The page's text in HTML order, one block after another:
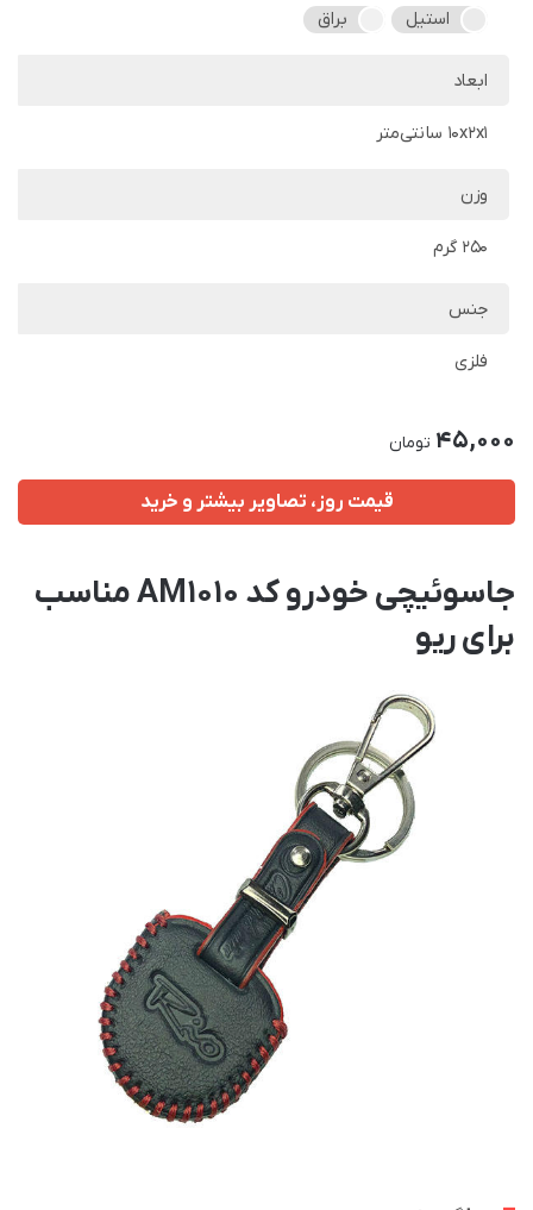
استیل براق
ابعاد
10x2x1 سانتی‌متر
وزن
250 گرم
جنس
فلزی
45,000 تومان
قیمت روز، تصاویر بیشتر و خرید
جاسوئیچی خودرو کد AM1010 مناسب
برای ریو